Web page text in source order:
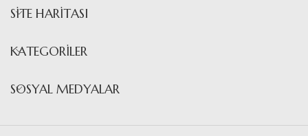
SITE HARITASI
KATEGORILER
SOSYAL MEDYALAR